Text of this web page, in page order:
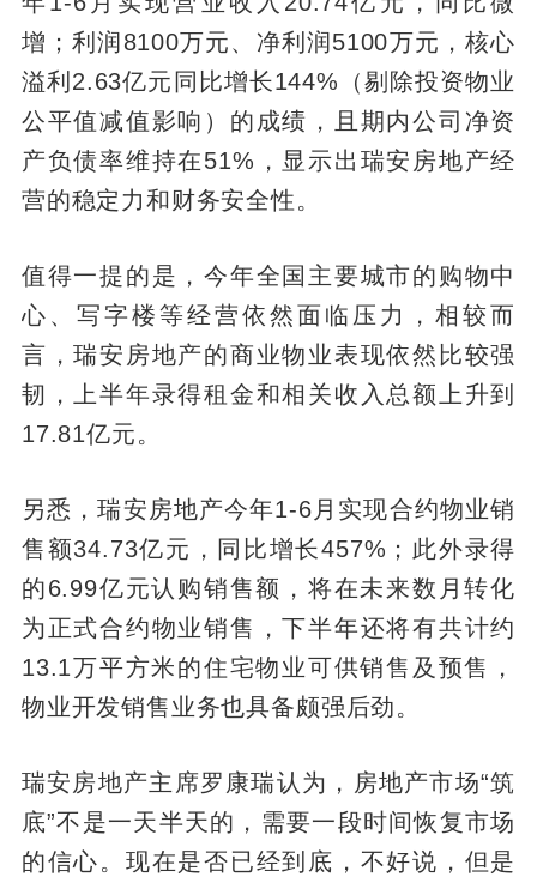
增；利润8100万元、净利润5100万元，核心
溢利2.63亿元同比增长144%（剔除投资物业
公平值减值影响）的成绩，且期内公司净资
产负债率维持在51%，显示出瑞安房地产经
营的稳定力和财务安全性。
值得一提的是，今年全国主要城市的购物中
心、写字楼等经营依然面临压力，相较而
言，瑞安房地产的商业物业表现依然比较强
韧，上半年录得租金和相关收入总额上升到
17.81亿元。
另悉，瑞安房地产今年1-6月实现合约物业销
售额34.73亿元，同比增长457%；此外录得
的6.99亿元认购销售额，将在未来数月转化
为正式合约物业销售，下半年还将有共计约
13.1万平方米的住宅物业可供销售及预售，
物业开发销售业务也具备颇强后劲。
瑞安房地产主席罗康瑞认为，房地产市场“筑
底”不是一天半天的，需要一段时间恢复市场
的信心。现在是否已经到底，不好说，但是